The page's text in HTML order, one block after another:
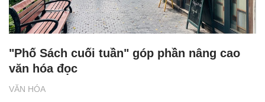
VĂN HÓA
"Phố Sách cuối tuần" góp phần nâng cao
văn hóa đọc